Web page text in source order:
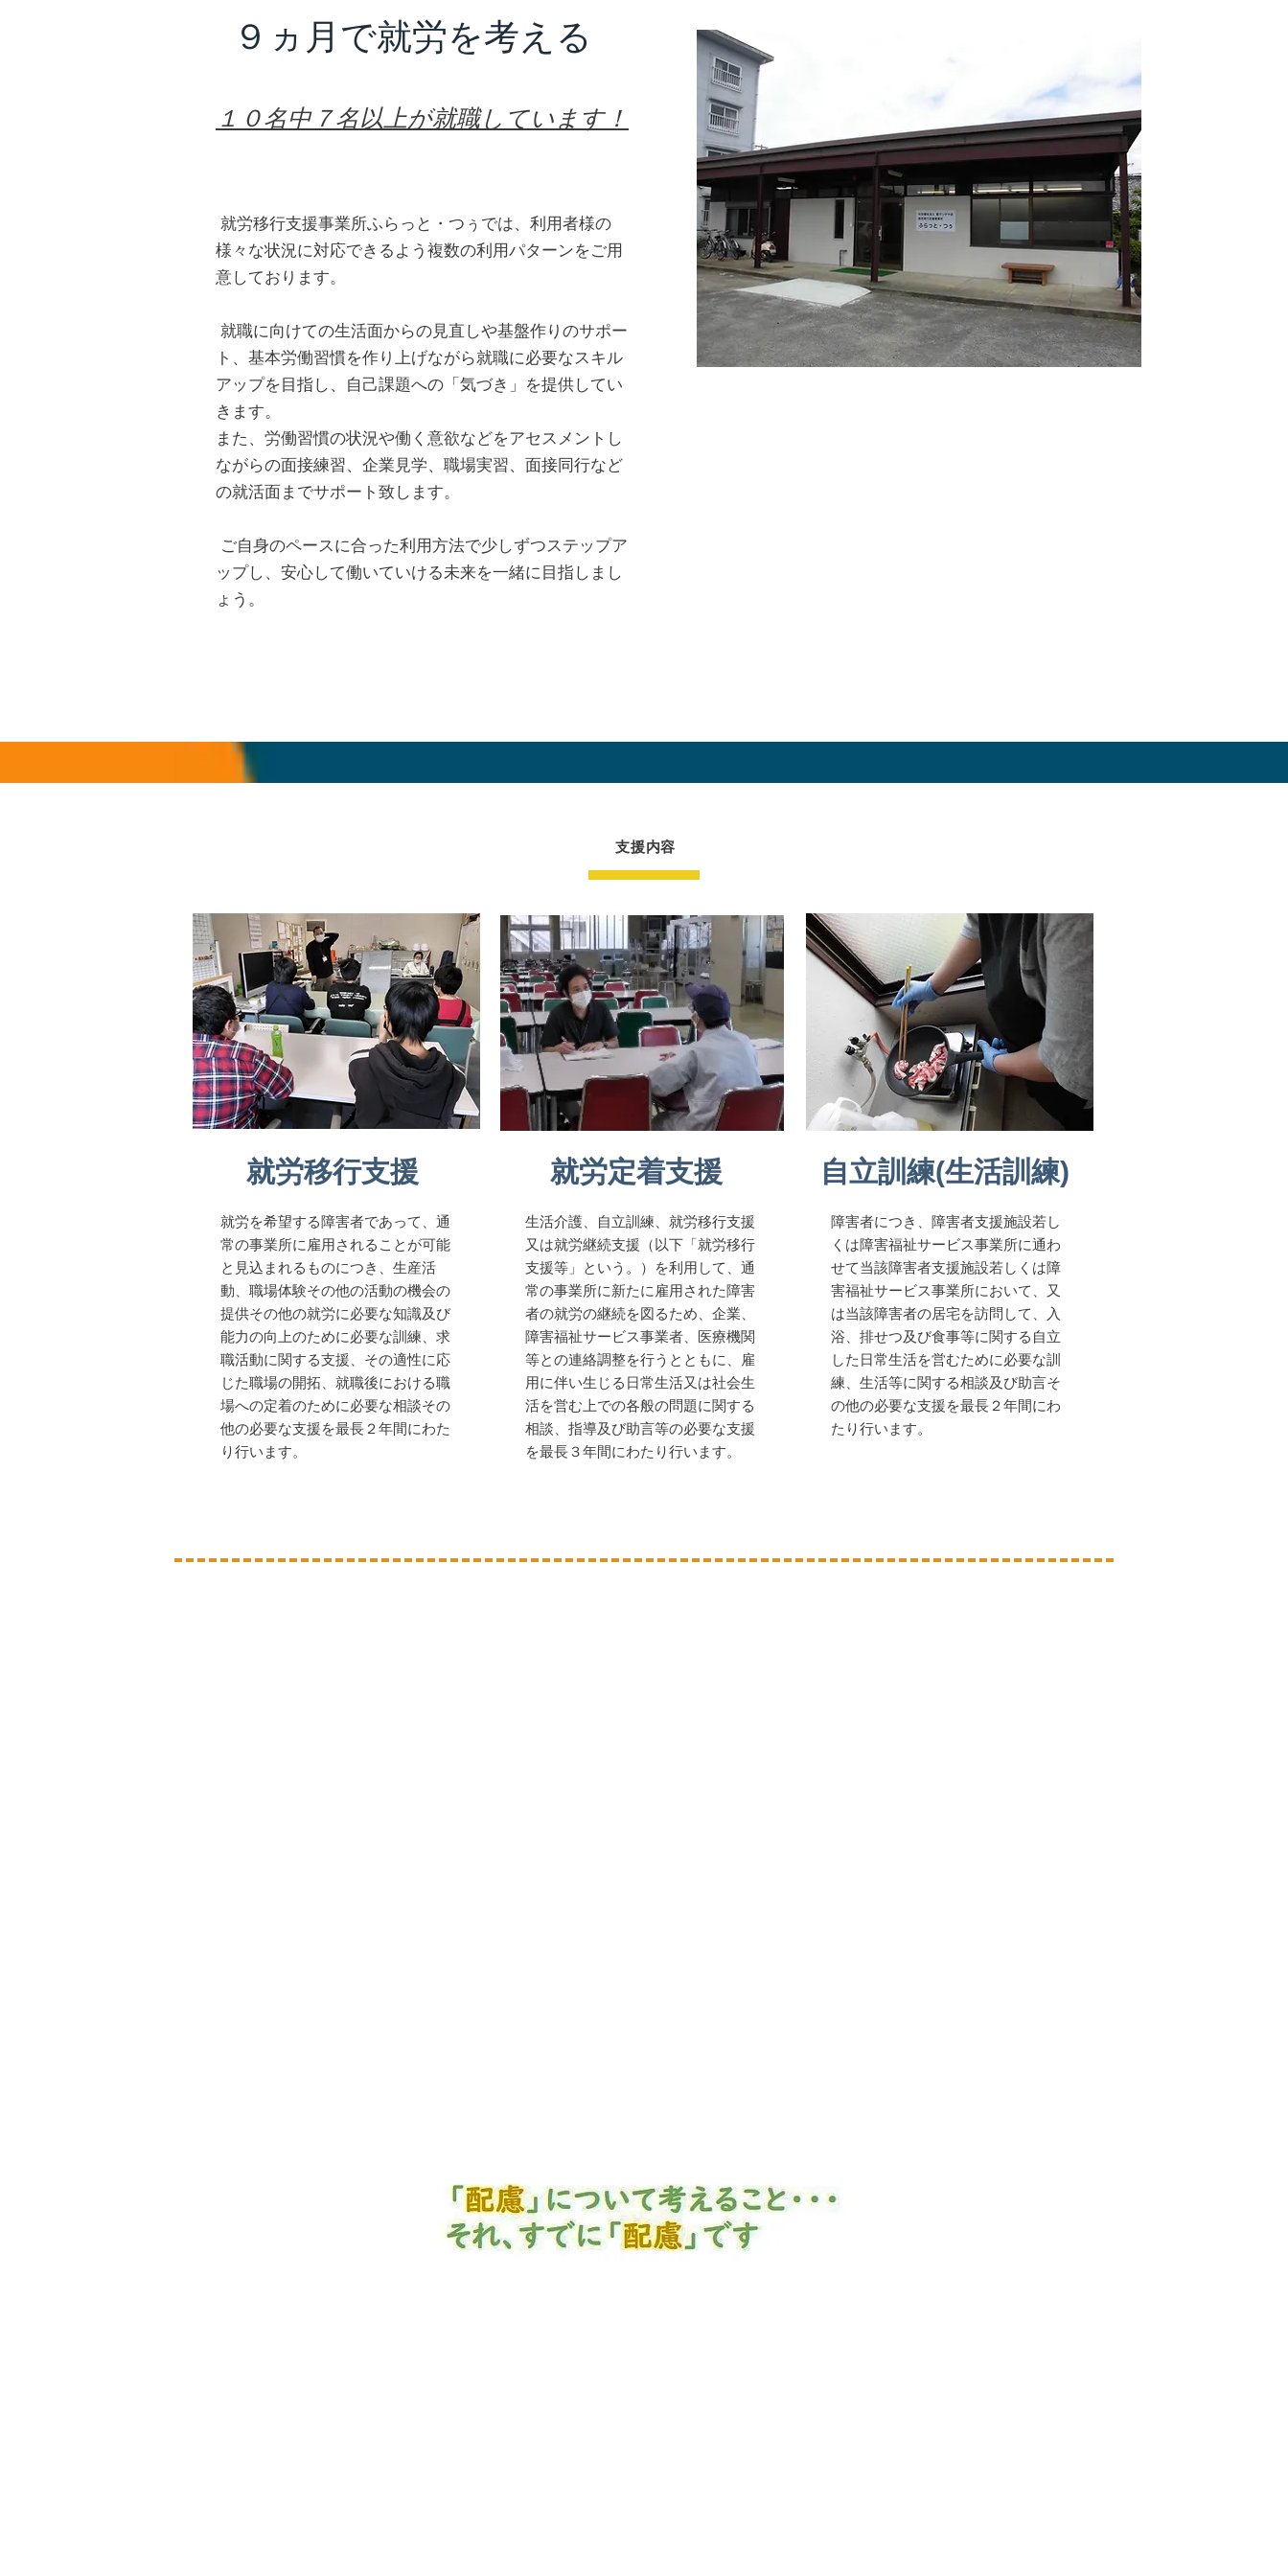
​９ヵ月で就労を考える
​１０名中７名以上が就職しています！
就労移行支援事業所ふらっと・つぅでは、利用者様の
様々な状況に対応できるよう複数の利用パターンをご用
意しております。
就職に向けての生活面からの見直しや基盤作りのサポー
ト、基本労働習慣を作り上げながら就職に必要なスキル
アップを目指し、自己課題への「気づき」を提供してい
きます。
また、労働習慣の状況や働く意欲などをアセスメントし
ながらの面接練習、企業見学、職場実習、面接同行など
の就活面までサポート致します。
ご自身のペースに合った利用方法で少しずつステップア
ップし、安心して働いていける未来を一緒に目指しまし
ょう。
支援内容
​就労移行支援
就労を希望する障害者であって、通
常の事業所に雇用されることが可能
と見込まれるものにつき、生産活
動、職場体験その他の活動の機会の
提供その他の就労に必要な知識及び
能力の向上のために必要な訓練、求
職活動に関する支援、その適性に応
じた職場の開拓、就職後における職
場への定着のために必要な相談その
他の必要な支援を最長２年間にわた
り行います。
​就労定着支援
生活介護、自立訓練、就労移行支援
又は就労継続支援（以下「就労移行
支援等」という。）を利用して、通
常の事業所に新たに雇用された障害
者の就労の継続を図るため、企業、
障害福祉サービス事業者、医療機関
等との連絡調整を行うとともに、雇
用に伴い生じる日常生活又は社会生
活を営む上での各般の問題に関する
相談、指導及び助言等の必要な支援
を最長３年間にわたり行います。
自立訓練(生活訓練)
障害者につき、障害者支援施設若し
くは障害福祉サービス事業所に通わ
せて当該障害者支援施設若しくは障
害福祉サービス事業所において、又
は当該障害者の居宅を訪問して、入
浴、排せつ及び食事等に関する自立
した日常生活を営むために必要な訓
練、生活等に関する相談及び助言そ
の他の必要な支援を最長２年間にわ
たり行います。